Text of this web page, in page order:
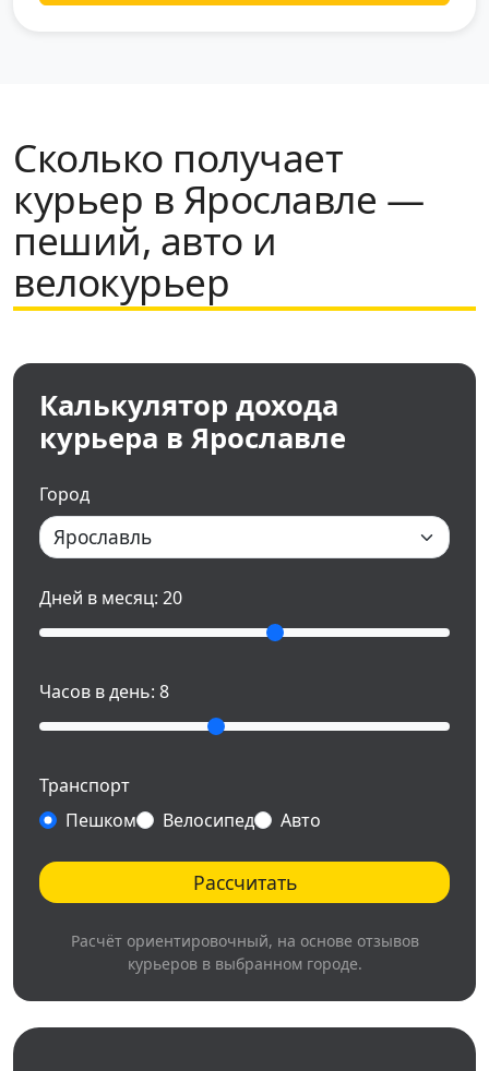
Сколько получает
курьер в Ярославле —
пеший, авто и
велокурьер
Калькулятор дохода
курьера в Ярославле
Город
Дней в месяц: 20
Часов в день: 8
Транспорт
Пешком
Велосипед Авто
Рассчитать
Расчёт ориентировочный, на основе отзывов
курьеров в выбранном городе.